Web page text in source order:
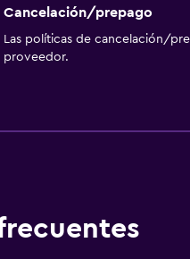
Bar/lounge
Aire libre
Cancelación/prepago
Las políticas de cancelación/
proveedor.